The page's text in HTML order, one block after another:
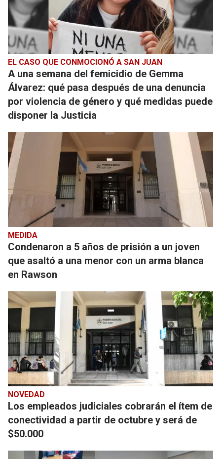
EL CASO QUE CONMOCIONÓ A SAN JUAN
A una semana del femicidio de Gemma
Álvarez: qué pasa después de una denuncia
por violencia de género y qué medidas puede
disponer la Justicia
MEDIDA
Condenaron a 5 años de prisión a un joven
que asaltó a una menor con un arma blanca
en Rawson
NOVEDAD
Los empleados judiciales cobrarán el ítem de
conectividad a partir de octubre y será de
$50.000